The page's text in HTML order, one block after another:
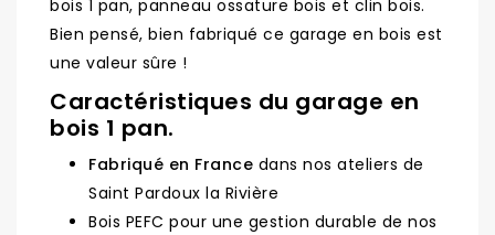
bois 1 pan, panneau ossature bois et clin bois.
Bien pensé, bien fabriqué ce garage en bois est
une valeur sûre !
Caractéristiques du garage en
bois 1 pan.
Fabriqué en France dans nos ateliers de
Saint Pardoux la Rivière
Bois PEFC pour une gestion durable de nos